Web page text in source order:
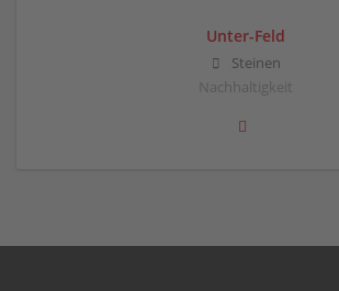
Unter-Feld
Steinen
Nachhaltigkeit